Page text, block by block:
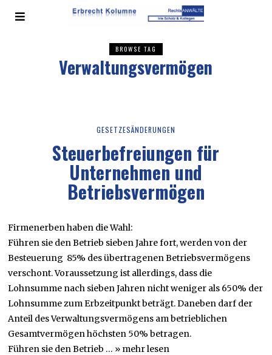
BROWSE TAG
Verwaltungsvermögen
GESETZESÄNDERUNGEN
Steuerbefreiungen für
Unternehmen und
Betriebsvermögen
Firmenerben haben die Wahl:
Führen sie den Betrieb sieben Jahre fort, werden von der
Besteuerung 85% des übertragenen Betriebsvermögens
verschont. Voraussetzung ist allerdings, dass die
Lohnsumme nach sieben Jahren nicht weniger als 650% der
Lohnsumme zum Erbzeitpunkt beträgt. Daneben darf der
Anteil des Verwaltungsvermögens am betrieblichen
Gesamtvermögen höchsten 50% betragen.
Führen sie den Betrieb … » mehr lesen